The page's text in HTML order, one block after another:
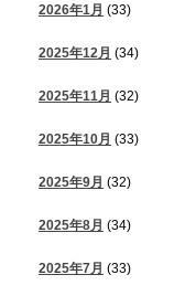
2026年1月 (33)
2025年12月 (34)
2025年11月 (32)
2025年10月 (33)
2025年9月 (32)
2025年8月 (34)
2025年7月 (33)